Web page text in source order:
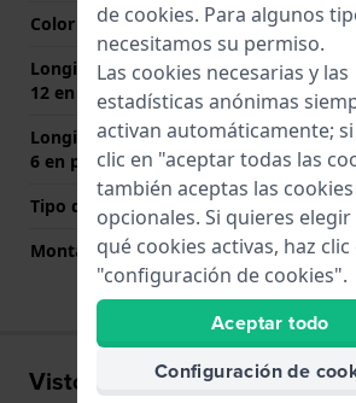
Color del cierre
Plateado
Longitud de la correa a las
12 en punto (mm)
60 mm
Longitud de la correa a las
6 en punto (mm)
105 mm
Tipo de montaje
Montaje Recto
Si
Visto recientemente
de cookies. Para algunos
necesitamos su permiso.
Las cookies necesarias y las
estadísticas anónimas
activan automáticamente; si
clic en "aceptar todas las
también aceptas las cookies
opcionales. Si quieres
qué cookies activas, haz clic
"configuración de cookies".
Aceptar todo
Configuración de